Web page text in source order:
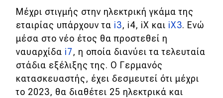
DRIVE Away
MOTO
Μεταχειρισμένο
Μέχρι στιγμής στην ηλεκτρική γκάμα της
εταιρίας υπάρχουν τα i3, i4, iX και iX3. Ενώ
μέσα στο νέο έτος θα προστεθεί η
ναυαρχίδα i7, η οποία διανύει τα τελευταία
στάδια εξέλιξης της. Ο Γερμανός
κατασκευαστής, έχει δεσμευτεί ότι μέχρι
το 2023, θα διαθέτει 25 ηλεκτρικά και